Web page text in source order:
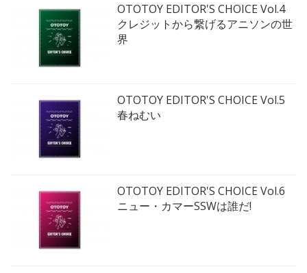
OTOTOY EDITOR'S CHOICE Vol.4
クレジットから繋げるアニソンの世
界
OTOTOY EDITOR'S CHOICE Vol.5
春ねむい
OTOTOY EDITOR'S CHOICE Vol.6
ニュー・カマーSSWは誰だ!